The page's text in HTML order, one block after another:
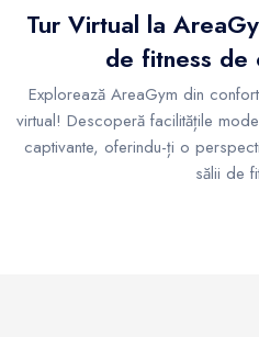
Tur Virtual la
de fitness de
Explorează AreaGym din
virtual! Descoperă facilitățile
captivante, oferindu-ți o
sălii de